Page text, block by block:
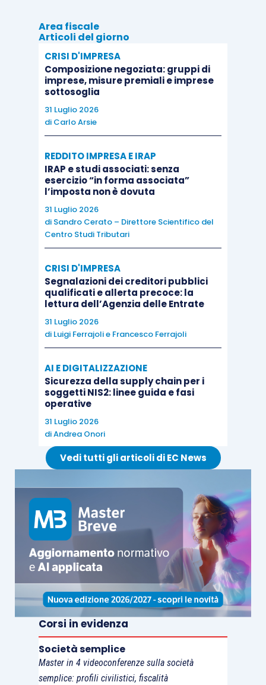
Area fiscale
Articoli del giorno
CRISI D'IMPRESA
Composizione negoziata: gruppi di
imprese, misure premiali e imprese
sottosoglia
31 Luglio 2026
di Carlo Arsie
REDDITO IMPRESA E IRAP
IRAP e studi associati: senza
esercizio “in forma associata”
l’imposta non è dovuta
31 Luglio 2026
di Sandro Cerato – Direttore Scientifico del
Centro Studi Tributari
CRISI D'IMPRESA
Segnalazioni dei creditori pubblici
qualificati e allerta precoce: la
lettura dell’Agenzia delle Entrate
31 Luglio 2026
di Luigi Ferrajolie Francesco Ferrajoli
AI E DIGITALIZZAZIONE
Sicurezza della supply chain per i
soggetti NIS2: linee guida e fasi
operative
31 Luglio 2026
diAndrea Onori
Vedi tutti gli articoli di EC News
Corsi in evidenza
Società semplice
Master in 4 videoconferenze sulla società
semplice: profili civilistici, fiscalità